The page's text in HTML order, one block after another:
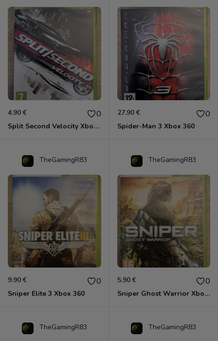
4.90 € 0
Split Second Velocity Xbox 360
27.90 € 0
Spider-Man 3 Xbox 360
TheGamingR83
9.90 € 0
Sniper Elite 3 Xbox 360
TheGamingR83
5.90 € 0
Sniper Ghost Warrior Xbox 360
TheGamingR83 TheGamingR83